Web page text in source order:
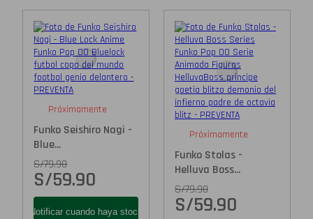
Próximamente
Funko Seishiro Nagi -
Blue...
S/79.90
S/59.90
Próximamente
Funko Stolas -
Helluva Boss...
S/79.90
S/59.90